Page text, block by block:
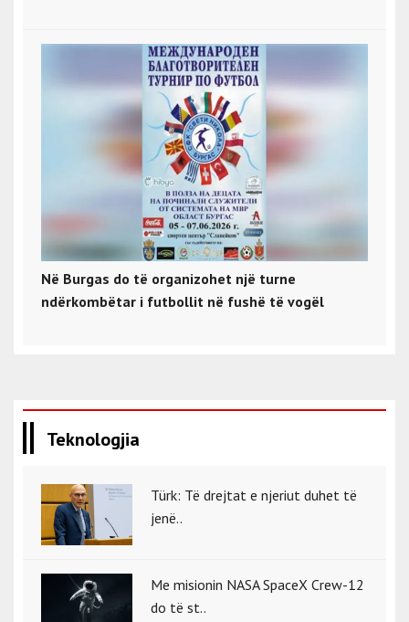
Në Burgas do të organizohet një turne
ndërkombëtar i futbollit në fushë të vogël
Teknologjia
Türk: Të drejtat e njeriut duhet të
jenë..
Me misionin NASA SpaceX Crew-12
do të st..